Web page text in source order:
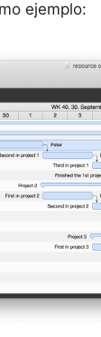
ejemplo: